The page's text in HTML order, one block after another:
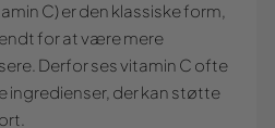
C) er den klassiske form,
for at være mere
Derfor ses vitamin C ofte
ingredienser, der kan støtte